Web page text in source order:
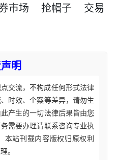
市场 抢帽子
交易
明
交流，不构成任何形式法律
时效、个案等差异，请勿生
产生的一切法律后果皆由您
需要办理请联系咨询专业执
本站刊载内容版权归原权利
。